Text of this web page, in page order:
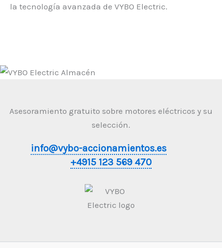
la tecnología avanzada de VYBO Electric.
Asesoramiento gratuito sobre motores eléctricos y su
selección.
info@vybo-accionamientos.es
+4915 123 569 470